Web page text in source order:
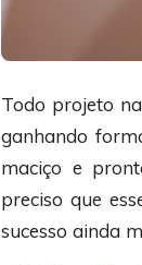
Todo projeto
ganhando
maciço e
preciso que
sucesso ainda